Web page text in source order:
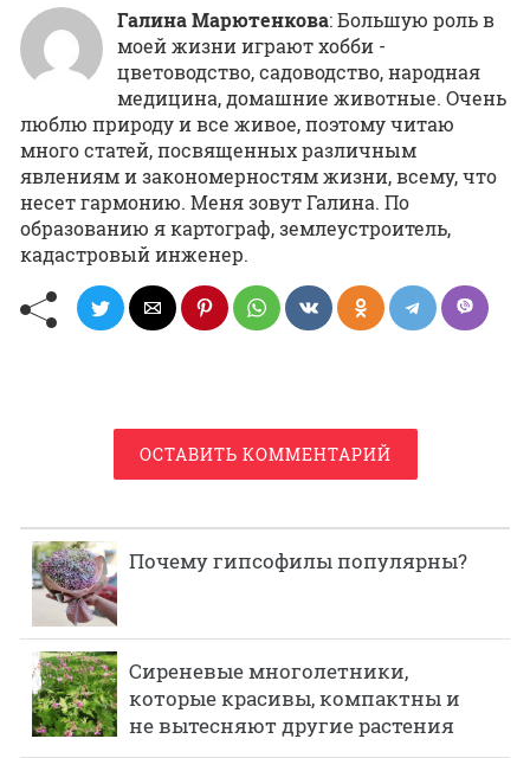
Галина Марютенкова: Большую роль в
моей жизни играют хобби -
цветоводство, садоводство, народная
медицина, домашние животные. Очень
люблю природу и все живое, поэтому читаю
много статей, посвященных различным
явлениям и закономерностям жизни, всему, что
несет гармонию. Меня зовут Галина. По
образованию я картограф, землеустроитель,
кадастровый инженер.
ОСТАВИТЬ КОММЕНТАРИЙ
Почему гипсофилы популярны?
Сиреневые многолетники,
которые красивы, компактны и
не вытесняют другие растения